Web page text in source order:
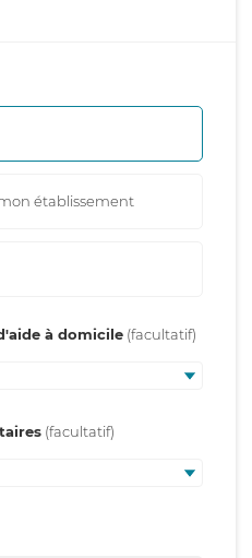
établissement
à domicile